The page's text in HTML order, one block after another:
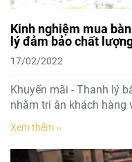
Kinh nghiệm mua
lý đảm bảo chất
17/02/2022
Khuyến mãi - Thanh lý
nhằm tri ân khách hàng
Xem thêm ››